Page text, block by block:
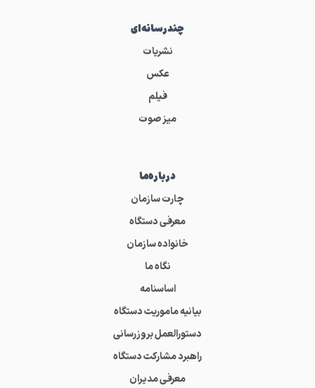
چندرسانه‌ای
نشریات
عکس
فیلم
میز صوت
درباره‌ما
چارت سازمان
معرفی دستگاه
خانواده سازمان
نگاه ما
اساسنامه
بیانیه ماموریت دستگاه
دستورالعمل بروزرسانی
راهبرد مشارکت دستگاه
معرفی مدیران